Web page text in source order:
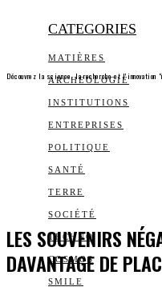
CATEGORIES
MATIÈRES
ARCHEOLOGIE
INSTITUTIONS
ENTREPRISES
POLITIQUE
SANTÉ
TERRE
SOCIÉTÉ
TECHNO
COSMOS
SMILE
Découvrez la science, la recherche et l’innovation
LES SOUVENIRS
DAVANTAGE DE